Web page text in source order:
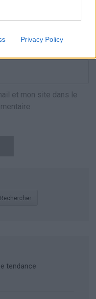
Privacy Policy
et mon site dans le
Rechercher
tendance